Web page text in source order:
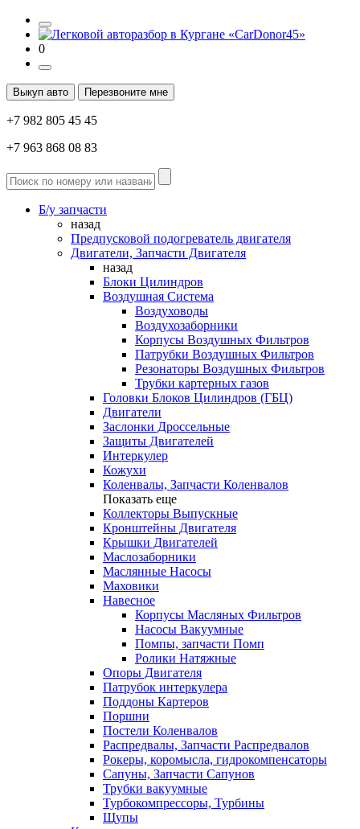
0
Выкуп авто Перезвоните мне
+7 982 805 45 45
+7 963 868 08 83
Б/у запчасти
назад
Предпусковой подогреватель двигателя
Двигатели, Запчасти Двигателя
назад
Блоки Цилиндров
Воздушная Система
Воздуховоды
Воздухозаборники
Корпусы Воздушных Фильтров
Патрубки Воздушных Фильтров
Резонаторы Воздушных Фильтров
Трубки картерных газов
Головки Блоков Цилиндров (ГБЦ)
Двигатели
Заслонки Дроссельные
Защиты Двигателей
Интеркулер
Кожухи
Коленвалы, Запчасти Коленвалов
Показать еще
Коллекторы Выпускные
Кронштейны Двигателя
Крышки Двигателей
Маслозаборники
Маслянные Насосы
Маховики
Навесное
Корпусы Масляных Фильтров
Насосы Вакуумные
Помпы, запчасти Помп
Ролики Натяжные
Опоры Двигателя
Патрубок интеркулера
Поддоны Картеров
Поршни
Постели Коленвалов
Распредвалы, Запчасти Распредвалов
Рокеры, коромысла, гидрокомпенсаторы
Сапуны, Запчасти Сапунов
Трубки вакуумные
Турбокомпрессоры, Турбины
Щупы